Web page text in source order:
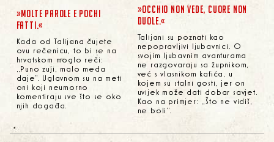
»MOLTE PAROLE E POCHI
FATTI.«
Kada od Talijana čujete
ovu rečenicu, to bi se na
hrvatskom moglo reči:
„Puno zuji, malo meda
daje“. Uglavnom su na meti
oni koji neumorno
komentiraju sve što se oko
njih događa.
»OCCHIO NON VEDE, CUORE NON
DUOLE.«
Talijani su poznati kao
nepopravljivi ljubavnici. O
svojim ljubavnim avanturama
ne razgovaraju sa župnikom,
već s vlasnikom kafića, u
kojem su stalni gosti, jer on
uvijek može dati dobar savjet.
Kao na primjer: „Što ne vidiš,
ne boli“.